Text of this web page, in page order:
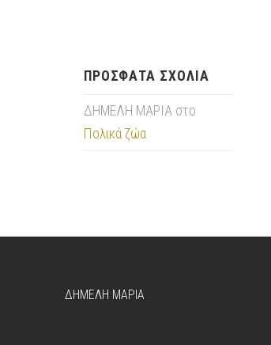
ΠΡΌΣΦΑΤΑ ΣΧΌΛΙΑ
ΔΗΜΕΛΗ ΜΑΡΙΑ στο
Πολικά ζώα
ΔΗΜΕΛΗ ΜΑΡΙΑ